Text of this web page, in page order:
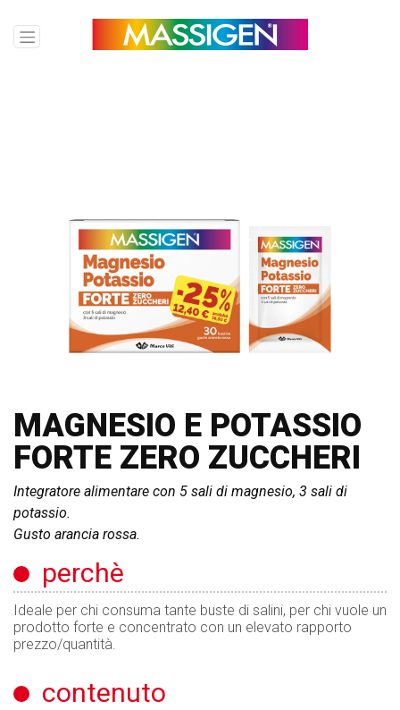
MAGNESIO E POTASSIO
FORTE ZERO ZUCCHERI
Integratore alimentare con 5 sali di magnesio, 3 sali di
potassio.
Gusto arancia rossa.
perchè
Ideale per chi consuma tante buste di salini, per chi vuole un
prodotto forte e concentrato con un elevato rapporto
prezzo/quantità.
contenuto